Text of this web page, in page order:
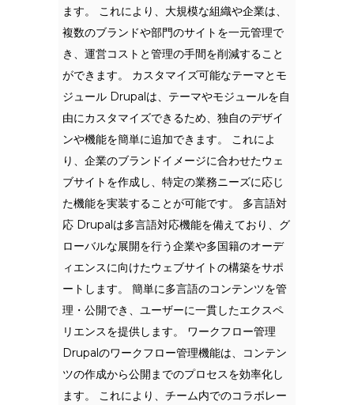
ます。 これにより、大規模な組織や企業は、
複数のブランドや部門のサイトを一元管理で
き、運営コストと管理の手間を削減すること
ができます。 カスタマイズ可能なテーマとモ
ジュール Drupalは、テーマやモジュールを自
由にカスタマイズできるため、独自のデザイ
ンや機能を簡単に追加できます。 これによ
り、企業のブランドイメージに合わせたウェ
ブサイトを作成し、特定の業務ニーズに応じ
た機能を実装することが可能です。 多言語対
応 Drupalは多言語対応機能を備えており、グ
ローバルな展開を行う企業や多国籍のオーデ
ィエンスに向けたウェブサイトの構築をサポ
ートします。 簡単に多言語のコンテンツを管
理・公開でき、ユーザーに一貫したエクスペ
リエンスを提供します。 ワークフロー管理
Drupalのワークフロー管理機能は、コンテン
ツの作成から公開までのプロセスを効率化し
ます。 これにより、チーム内でのコラボレー